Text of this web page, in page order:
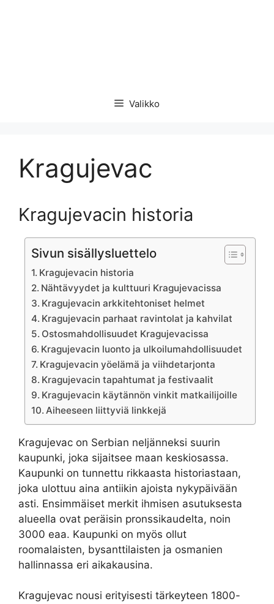
Valikko
Kragujevac
Kragujevacin historia
Sivun sisällysluettelo
Kragujevacin historia
Nähtävyydet ja kulttuuri Kragujevacissa
Kragujevacin arkkitehtoniset helmet
Kragujevacin parhaat ravintolat ja kahvilat
Ostosmahdollisuudet Kragujevacissa
Kragujevacin luonto ja ulkoilumahdollisuudet
Kragujevacin yöelämä ja viihdetarjonta
Kragujevacin tapahtumat ja festivaalit
Kragujevacin käytännön vinkit matkailijoille
Aiheeseen liittyviä linkkejä
Kragujevac on Serbian neljänneksi suurin
kaupunki, joka sijaitsee maan keskiosassa.
Kaupunki on tunnettu rikkaasta historiastaan,
joka ulottuu aina antiikin ajoista nykypäivään
asti. Ensimmäiset merkit ihmisen asutuksesta
alueella ovat peräisin pronssikaudelta, noin
3000 eaa. Kaupunki on myös ollut
roomalaisten, bysanttilaisten ja osmanien
hallinnassa eri aikakausina.
Kragujevac nousi erityisesti tärkeyteen 1800-